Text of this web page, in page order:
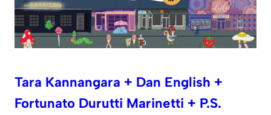
Tara Kannangara + Dan English +
Fortunato Durutti Marinetti + P.S.